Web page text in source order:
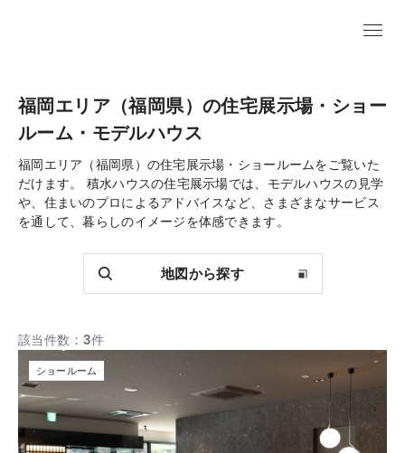
福岡エリア（福岡県）の住宅展示場・ショー
ルーム・モデルハウス
福岡エリア（福岡県）の住宅展示場・ショールームをご覧いた
だけます。
積水ハウスの住宅展示場では、モデルハウスの見学
や、住まいのプロによるアドバイスなど、さまざまなサービス
を通して、暮らしのイメージを体感できます。
地図から探す
該当件数 3件
ショールーム